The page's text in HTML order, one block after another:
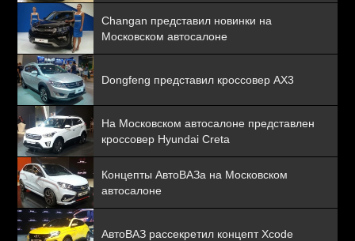
Changan представил новинки на
Московском автосалоне
Dongfeng представил кроссовер AX3
На Московском автосалоне представлен
кроссовер Hyundai Creta
Концепты АвтоВАЗа на Московском
автосалоне
АвтоВАЗ рассекретил концепт Xcode